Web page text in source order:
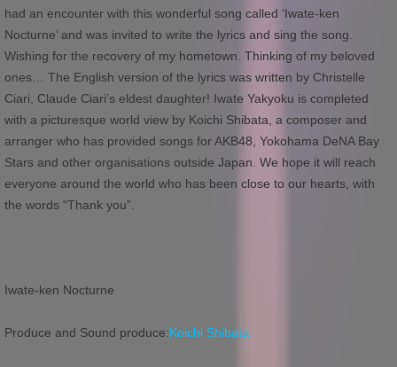
had an encounter with this wonderful song called ‘Iwate-ken
Nocturne’ and was invited to write the lyrics and sing the song.
Wishing for the recovery of my hometown. Thinking of my beloved
ones… The English version of the lyrics was written by Christelle
Ciari, Claude Ciari’s eldest daughter! Iwate Yakyoku is completed
with a picturesque world view by Koichi Shibata, a composer and
arranger who has provided songs for AKB48, Yokohama DeNA Bay
Stars and other organisations outside Japan. We hope it will reach
everyone around the world who has been close to our hearts, with
the words “Thank you”.
Iwate-ken Nocturne
Produce and Sound produce:Koichi Shibata